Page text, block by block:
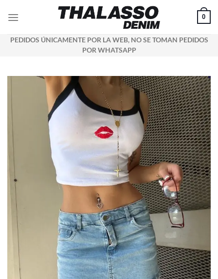
0
PEDIDOS ÚNICAMENTE POR LA WEB, NO SE TOMAN PEDIDOS
POR WHATSAPP